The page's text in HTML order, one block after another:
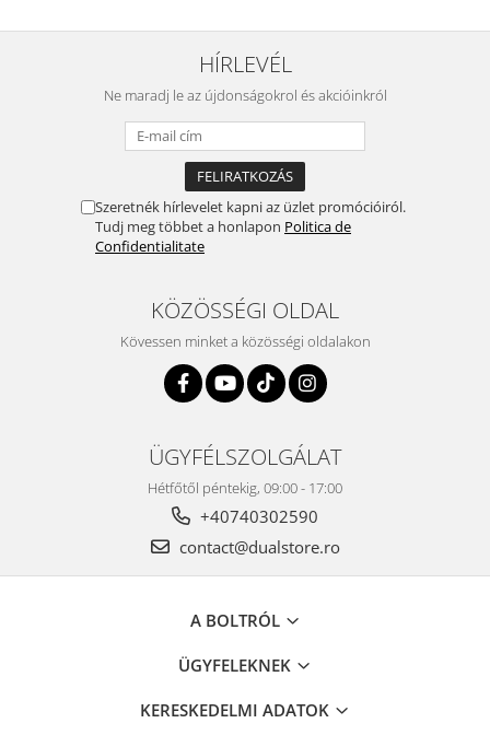
HÍRLEVÉL
Ne maradj le az újdonságokrol és akcióinkról
Szeretnék hírlevelet kapni az üzlet promócióiról.
Tudj meg többet a honlapon Politica de
Confidentialitate
KÖZÖSSÉGI OLDAL
Kövessen minket a közösségi oldalakon
ÜGYFÉLSZOLGÁLAT
Hétfőtől péntekig, 09:00 - 17:00
+40740302590
contact@dualstore.ro
A BOLTRÓL
ÜGYFELEKNEK
KERESKEDELMI ADATOK